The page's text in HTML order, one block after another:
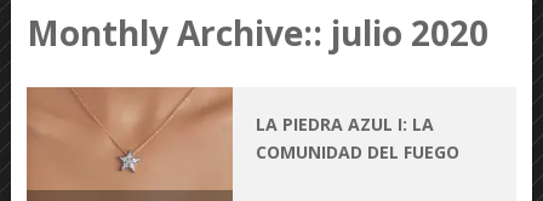
Monthly Archive:: julio 2020
LA PIEDRA AZUL I: LA
COMUNIDAD DEL FUEGO